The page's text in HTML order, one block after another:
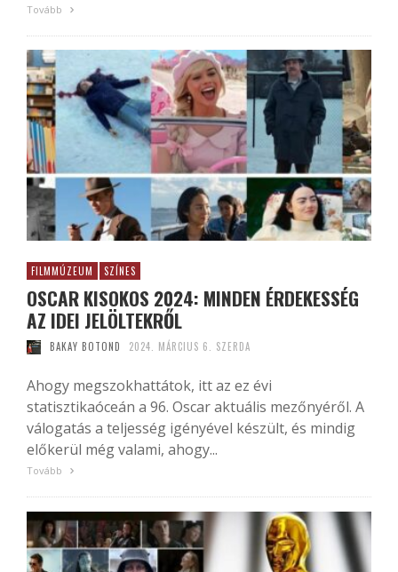
Tovább
FILMMÚZEUM SZÍNES
OSCAR KISOKOS 2024: MINDEN ÉRDEKESSÉG
AZ IDEI JELÖLTEKRŐL
BAKAY BOTOND 2024. MÁRCIUS 6. SZERDA
Ahogy megszokhattátok, itt az ez évi
statisztikaóceán a 96. Oscar aktuális mezőnyéről. A
válogatás a teljesség igényével készült, és mindig
előkerül még valami, ahogy...
Tovább